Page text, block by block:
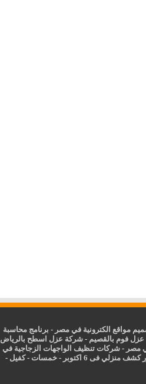
مواقع الكترونية في مصر - برنامج محاسبة
فوم بالقصيم -شركة عزل اسطح بالرياض
مصر -شركات تنظيف الواجهات الزجاجية في
كشف منزلي فى 6 اكتوبر -خمسات -كفيل -